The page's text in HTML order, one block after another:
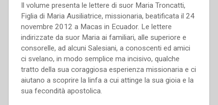
Il volume presenta le lettere di suor Maria Troncatti,
Figlia di Maria Ausiliatrice, missionaria, beatificata il 24
novembre 2012 a Macas in Ecuador. Le lettere
indirizzate da suor Maria ai familiari, alle superiore e
consorelle, ad alcuni Salesiani, a conoscenti ed amici
ci svelano, in modo semplice ma incisivo, qualche
tratto della sua coraggiosa esperienza missionaria e ci
aiutano a scoprire la linfa a cui attinge la sua gioia e la
sua fecondità apostolica.